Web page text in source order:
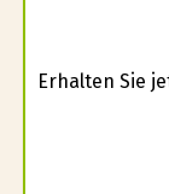
Erhalten Sie